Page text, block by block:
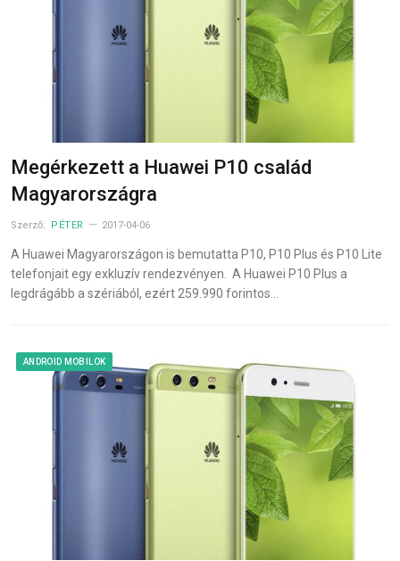
Megérkezett a Huawei P10 család
Magyarországra
Szerző: PÉTER 2017-04-06
A Huawei Magyarországon is bemutatta P10, P10 Plus és P10 Lite
telefonjait egy exkluzív rendezvényen. A Huawei P10 Plus a
legdrágább a szériából, ezért 259.990 forintos…
ANDROID MOBILOK